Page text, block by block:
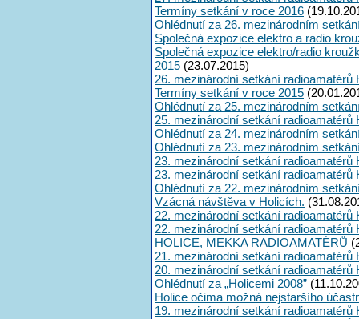
Termíny setkání v roce 2016
Ohlédnutí za 26. mezinárodním
Společná expozice elektro a radio
Společná expozice elektro/radio
2015 (23.07.2015)
26. mezinárodní setkání radioamatérů
Termíny setkání v roce 2015
Ohlédnutí za 25. mezinárodním
25. mezinárodní setkání radioamatérů
Ohlédnutí za 24. mezinárodním
Ohlédnutí za 23. mezinárodním
23. mezinárodní setkání
23. mezinárodní setkání radioamatérů
Ohlédnutí za 22. mezinárodním
Vzácná návštěva v Holicích.
22. mezinárodní setkání
22. mezinárodní setkání radioamatérů
HOLICE, MEKKA RADIOAMATÉRŮ
21. mezinárodní setkání radioamatérů
20. mezinárodní setkání radioamatérů
Ohlédnutí za „Holicemi 2008”
Holice očima možná nejstaršího
19. mezinárodní setkání radioamatérů